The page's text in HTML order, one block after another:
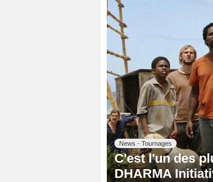
News - Tournages
C'est l'un des
DHARMA